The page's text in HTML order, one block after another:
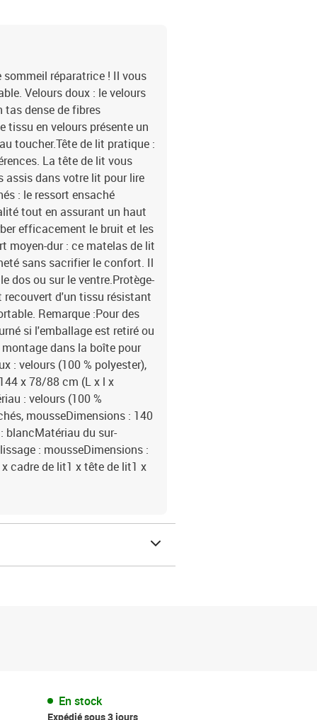
réparatrice ! Il vous
Velours doux : le velours
tas dense de fibres
tissu en velours présente un
toucher.Tête de lit pratique :
La tête de lit vous
assis dans votre lit pour lire
: le ressort ensaché
tout en assurant un haut
efficacement le bruit et les
moyen-dur : ce matelas de lit
sans sacrifier le confort. Il
dos ou sur le ventre.Protège-
recouvert d'un tissu résistant
Remarque :Pour des
si l'emballage est retiré ou
dans la boîte pour
: velours (100 % polyester),
x 78/88 cm (L x l x
: velours (100 %
mousseDimensions : 140
blancMatériau du sur-
: mousseDimensions :
cadre de lit1 x tête de lit1 x
En stock
Expédié sous 3 jours